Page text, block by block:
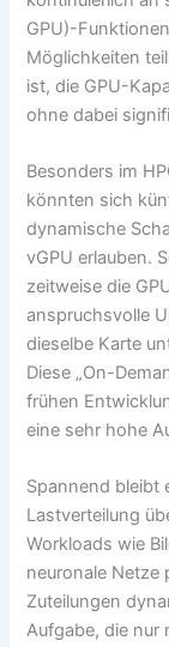
GPU)-
Möglichkeiten
ist, die GPU-
ohne dabei
Besonders im
könnten sich
dynamische
vGPU erlauben.
zeitweise die
anspruchsvolle
dieselbe Karte
Diese „On-
frühen
eine sehr hohe
Spannend bleibt
Lastverteilung
Workloads wie
neuronale Netze
Zuteilungen
Aufgabe, die nur